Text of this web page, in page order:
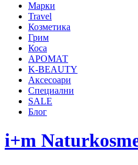
Mарки
Travel
Козметика
Грим
Коса
АРОМАТ
K-BEAUTY
Аксесоари
Специални
SALE
Блог
i+m